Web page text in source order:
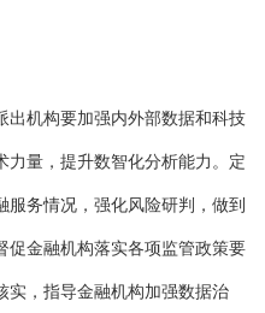
机构要加强内外部数据和科技
力量，提升数智化分析能力。定
务情况，强化风险研判，做到
促金融机构落实各项监管政策要
实，指导金融机构加强数据治